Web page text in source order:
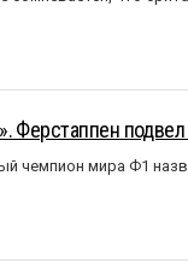
Ферстаппен
чемпион мира Ф1